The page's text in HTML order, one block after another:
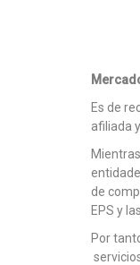
Es de
afiliada
de
EPS y
Por